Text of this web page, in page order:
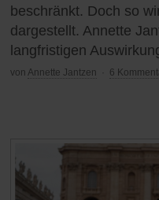
beschränkt. Doch so
dargestellt. Annette
langfristigen
von Annette Jantzen 6